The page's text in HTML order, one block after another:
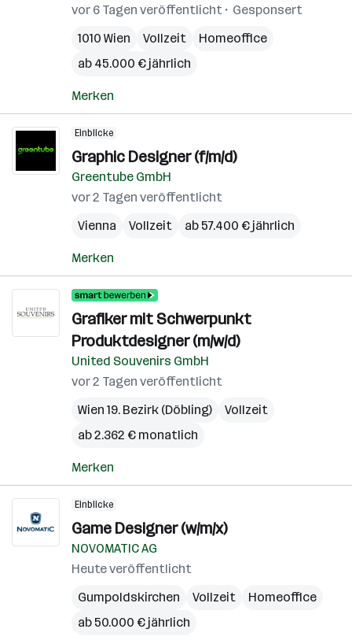
vor 6 Tagen veröffentlicht
Gesponsert
1010 Wien
Vollzeit
Homeoffice
ab 45.000 € jährlich
Merken
Einblicke
Graphic Designer (f/m/d)
Greentube GmbH
vor 2 Tagen veröffentlicht
Vienna
Vollzeit ab 57.400 € jährlich
Merken
Grafiker mit Schwerpunkt
Produktdesigner (m/w/d)
United Souvenirs GmbH
vor 2 Tagen veröffentlicht
Wien 19. Bezirk (Döbling)
Vollzeit
ab 2.362 € monatlich
Merken
Einblicke
Game Designer (w/m/x)
NOVOMATIC AG
Heute veröffentlicht
Gumpoldskirchen
Vollzeit
Homeoffice
ab 50.000 € jährlich